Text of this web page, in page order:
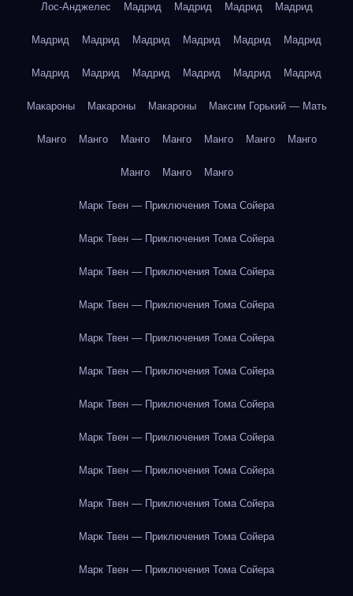
Лос-Анджелес Мадрид Мадрид Мадрид Мадрид
Мадрид Мадрид Мадрид Мадрид Мадрид Мадрид
Мадрид Мадрид Мадрид Мадрид Мадрид Мадрид
Макароны Макароны Макароны Максим Горький — Мать
Манго Манго Манго Манго Манго Манго Манго
Манго Манго Манго
Марк Твен — Приключения Тома Сойера
Марк Твен — Приключения Тома Сойера
Марк Твен — Приключения Тома Сойера
Марк Твен — Приключения Тома Сойера
Марк Твен — Приключения Тома Сойера
Марк Твен — Приключения Тома Сойера
Марк Твен — Приключения Тома Сойера
Марк Твен — Приключения Тома Сойера
Марк Твен — Приключения Тома Сойера
Марк Твен — Приключения Тома Сойера
Марк Твен — Приключения Тома Сойера
Марк Твен — Приключения Тома Сойера